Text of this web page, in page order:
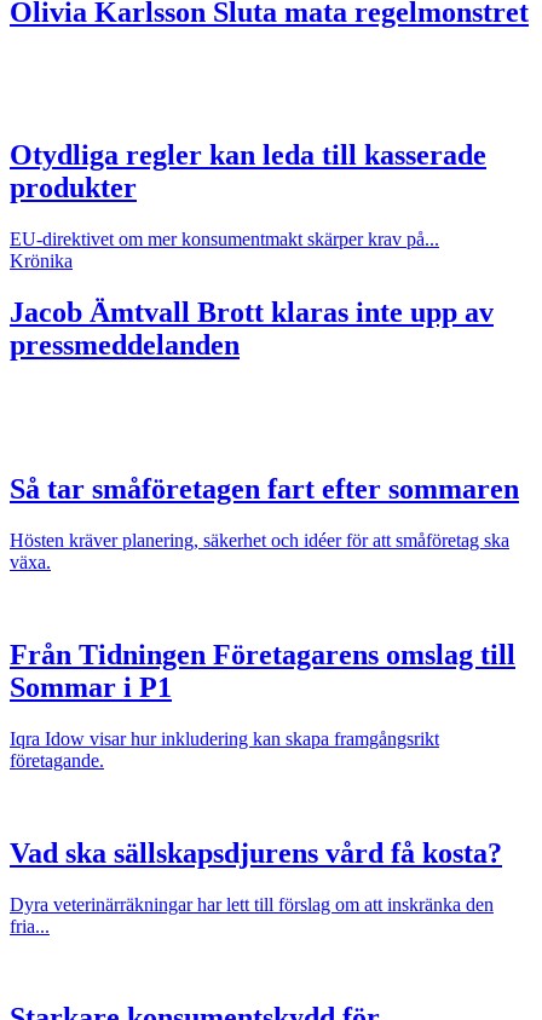
Olivia Karlsson Sluta mata regelmonstret
Otydliga regler kan leda till kasserade
produkter
EU-direktivet om mer konsumentmakt skärper krav på...
Krönika
Jacob Ämtvall Brott klaras inte upp av
pressmeddelanden
Så tar småföretagen fart efter sommaren
Hösten kräver planering, säkerhet och idéer för att småföretag ska
växa.
Från Tidningen Företagarens omslag till
Sommar i P1
Iqra Idow visar hur inkludering kan skapa framgångsrikt
företagande.
Vad ska sällskapsdjurens vård få kosta?
Dyra veterinärräkningar har lett till förslag om att inskränka den
fria...